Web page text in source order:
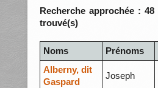
Recherche approchée :
trouvé(s)
Noms Prénoms
Alberny, dit
Gaspard
Joseph